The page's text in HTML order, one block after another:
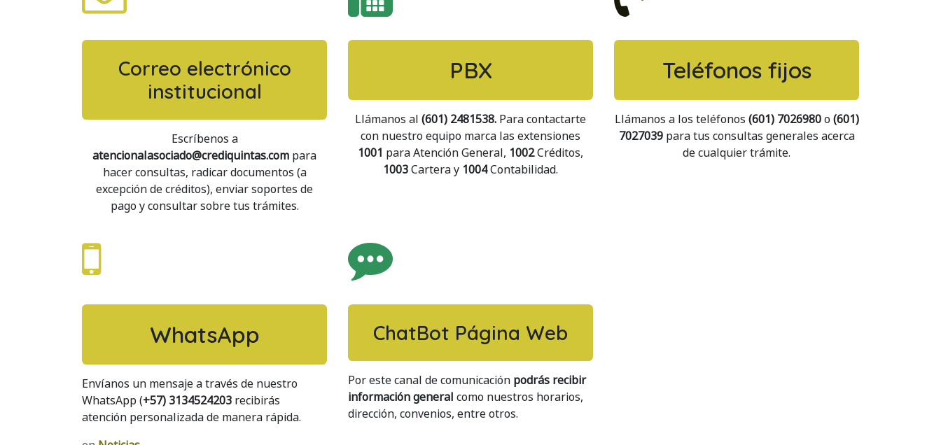
Correo electrónico
institucional
Escríbenos a
atencionalasociado@crediquintas.com para
hacer consultas, radicar documentos (a
excepción de créditos), enviar soportes de
pago y consultar sobre tus trámites.
PBX
Llámanos al (601) 2481538. Para contactarte
con nuestro equipo marca las extensiones
1001 para Atención General, 1002Créditos,
1003 Cartera y 1004Contabilidad.
Teléfonos fijos
Llámanos a los teléfonos (601) 7026980o (601)
7027039 para tus consultas generales acerca
de cualquier trámite.
WhatsApp
Envíanos un mensaje a través de nuestro
WhatsApp (+57) 3134524203 recibirás
atención personalizada de manera rápida.
ChatBot Página Web
Por este canal de comunicación podrás recibir
información general como nuestros horarios,
dirección, convenios, entre otros.